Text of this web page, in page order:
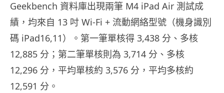
Geekbench 資料庫出現兩筆 M4 iPad Air 測試成
績，均來自 13 吋 Wi-Fi + 流動網絡型號（機身識別
碼 iPad16,11）。第一筆單核得 3,438 分、多核
12,885 分；第二筆單核則為 3,714 分、多核
12,296 分，平均單核約 3,576 分，平均多核約
12,591 分。